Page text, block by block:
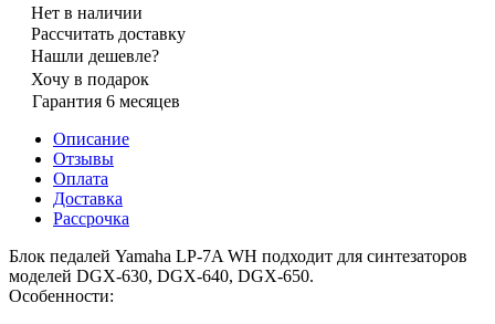
Нет в наличии
Рассчитать доставку
Нашли дешевле?
Хочу в подарок
Гарантия 6 месяцев
Описание
Отзывы
Оплата
Доставка
Рассрочка
Блок педалей Yamaha LP-7A WH подходит для синтезаторов
моделей DGX-630, DGX-640, DGX-650.
Особенности: